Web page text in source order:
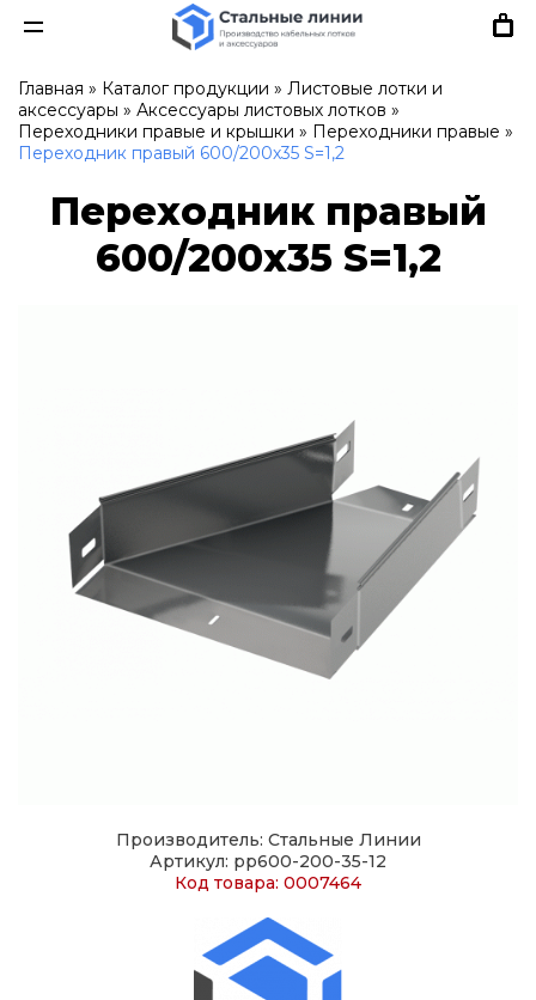
Главная » Каталог продукции » Листовые лотки и
аксессуары » Аксессуары листовых лотков »
Переходники правые и крышки » Переходники правые »
Переходник правый 600/200х35 S=1,2
Переходник правый
600/200х35 S=1,2
Производитель: Стальные Линии
Артикул: pp600-200-35-12
Код товара: 0007464